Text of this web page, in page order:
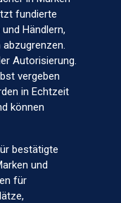
fundierte
Händlern,
Autorisierung.
vergeben
in Echtzeit
können
bestätigte
und
für